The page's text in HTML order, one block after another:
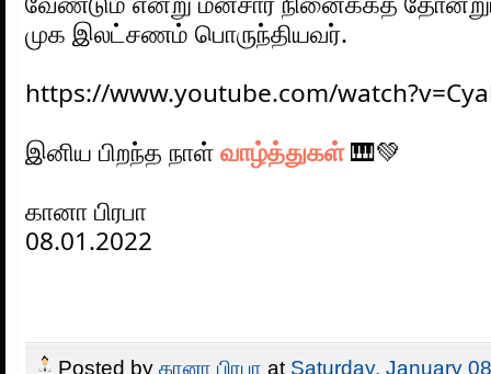
முக இலட்சணம் பொருந்தியவர்.
https://www.youtube.com/
இனிய பிறந்த நாள் வாழ்த்துகள் 🎹💚
கானா பிரபா
08.01.2022
Posted by கானா பிரபா at Saturday, January